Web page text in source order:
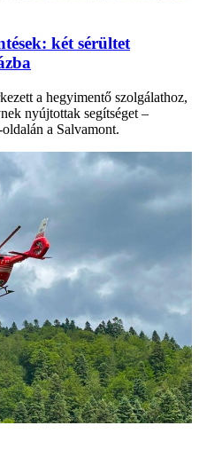
két sérültet
a hegyimentő szolgálathoz,
nyújtottak segítséget –
a Salvamont.